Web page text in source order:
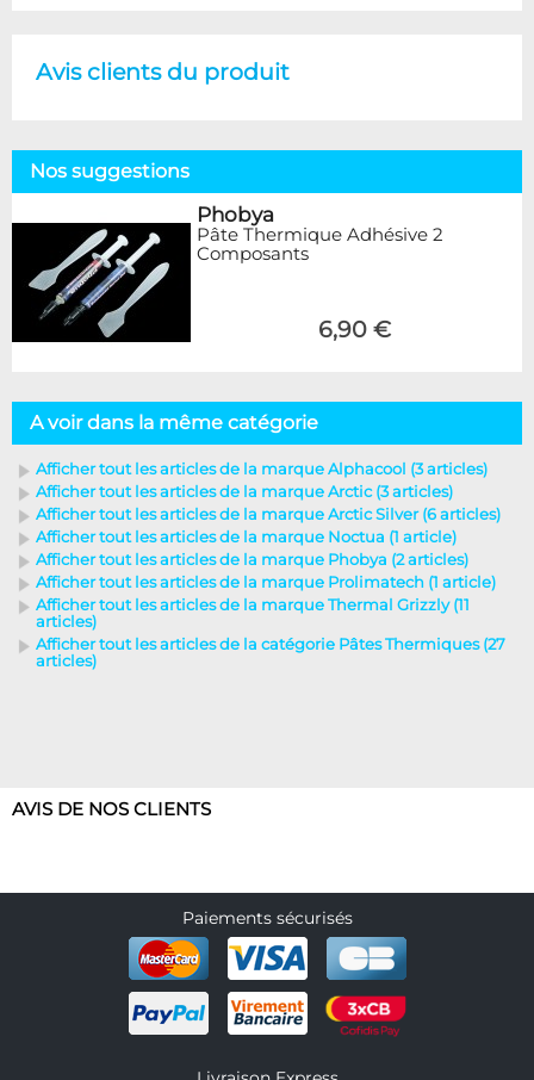
Avis clients du produit
Nos suggestions
Phobya
Pâte Thermique Adhésive 2
Composants
6,90 €
A voir dans la même catégorie
Afficher tout les articles de la marque Alphacool (3 articles)
Afficher tout les articles de la marque Arctic (3 articles)
Afficher tout les articles de la marque Arctic Silver (6 articles)
Afficher tout les articles de la marque Noctua (1 article)
Afficher tout les articles de la marque Phobya (2 articles)
Afficher tout les articles de la marque Prolimatech (1 article)
Afficher tout les articles de la marque Thermal Grizzly (11
articles)
Afficher tout les articles de la catégorie Pâtes Thermiques (27
articles)
AVIS DE NOS CLIENTS
Paiements sécurisés